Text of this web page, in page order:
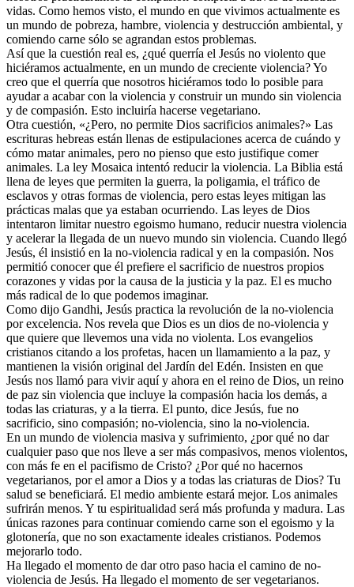
vidas. Como hemos visto, el mundo en que vivimos actualmente es
un mundo de pobreza, hambre, violencia y destrucción ambiental, y
comiendo carne sólo se agrandan estos problemas.
Así que la cuestión real es, ¿qué querría el Jesús no violento que
hiciéramos actualmente, en un mundo de creciente violencia? Yo
creo que el querría que nosotros hiciéramos todo lo posible para
ayudar a acabar con la violencia y construir un mundo sin violencia
y de compasión. Esto incluiría hacerse vegetariano.
Otra cuestión, «¿Pero, no permite Dios sacrificios animales?» Las
escrituras hebreas están llenas de estipulaciones acerca de cuándo y
cómo matar animales, pero no pienso que esto justifique comer
animales. La ley Mosaica intentó reducir la violencia. La Biblia está
llena de leyes que permiten la guerra, la poligamia, el tráfico de
esclavos y otras formas de violencia, pero estas leyes mitigan las
prácticas malas que ya estaban ocurriendo. Las leyes de Dios
intentaron limitar nuestro egoismo humano, reducir nuestra violencia
y acelerar la llegada de un nuevo mundo sin violencia. Cuando llegó
Jesús, él insistió en la no-violencia radical y en la compasión. Nos
permitió conocer que él prefiere el sacrificio de nuestros propios
corazones y vidas por la causa de la justicia y la paz. El es mucho
más radical de lo que podemos imaginar.
Como dijo Gandhi, Jesús practica la revolución de la no-violencia
por excelencia. Nos revela que Dios es un dios de no-violencia y
que quiere que llevemos una vida no violenta. Los evangelios
cristianos citando a los profetas, hacen un llamamiento a la paz, y
mantienen la visión original del Jardín del Edén. Insisten en que
Jesús nos llamó para vivir aquí y ahora en el reino de Dios, un reino
de paz sin violencia que incluye la compasión hacia los demás, a
todas las criaturas, y a la tierra. El punto, dice Jesús, fue no
sacrificio, sino compasión; no-violencia, sino la no-violencia.
En un mundo de violencia masiva y sufrimiento, ¿por qué no dar
cualquier paso que nos lleve a ser más compasivos, menos violentos,
con más fe en el pacifismo de Cristo? ¿Por qué no hacernos
vegetarianos, por el amor a Dios y a todas las criaturas de Dios? Tu
salud se beneficiará. El medio ambiente estará mejor. Los animales
sufrirán menos. Y tu espiritualidad será más profunda y madura. Las
únicas razones para continuar comiendo carne son el egoismo y la
glotonería, que no son exactamente ideales cristianos. Podemos
mejorarlo todo.
Ha llegado el momento de dar otro paso hacia el camino de no-
violencia de Jesús. Ha llegado el momento de ser vegetarianos.